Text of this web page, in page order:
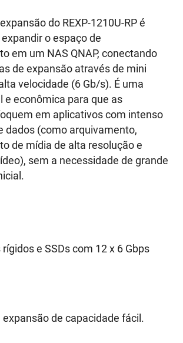
do REXP-1210U-RP é
o espaço de
em um NAS QNAP, conectando
de expansão através de mini
velocidade (6 Gb/s). É uma
e econômica para que as
em aplicativos com intenso
dados (como arquivamento,
de mídia de alta resolução e
sem a necessidade de grande
e SSDs com 12 x 6 Gbps
expansão de capacidade fácil.